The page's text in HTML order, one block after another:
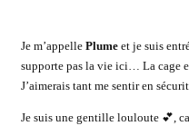
Je m’appelle Plume et je suis
supporte pas la vie ici… La cage
J’aimerais tant me sentir en
Je suis une gentille louloute 💕,